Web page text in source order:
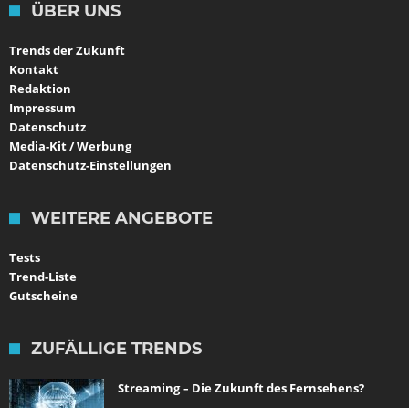
ÜBER UNS
Trends der Zukunft
Kontakt
Redaktion
Impressum
Datenschutz
Media-Kit / Werbung
Datenschutz-Einstellungen
WEITERE ANGEBOTE
Tests
Trend-Liste
Gutscheine
ZUFÄLLIGE TRENDS
Streaming – Die Zukunft des Fernsehens?